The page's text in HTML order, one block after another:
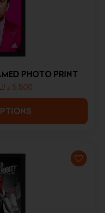
PHOTO PRINT
5.500 د.ك